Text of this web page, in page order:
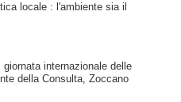
locale : l'ambiente sia il
internazionale delle
della Consulta, Zoccano